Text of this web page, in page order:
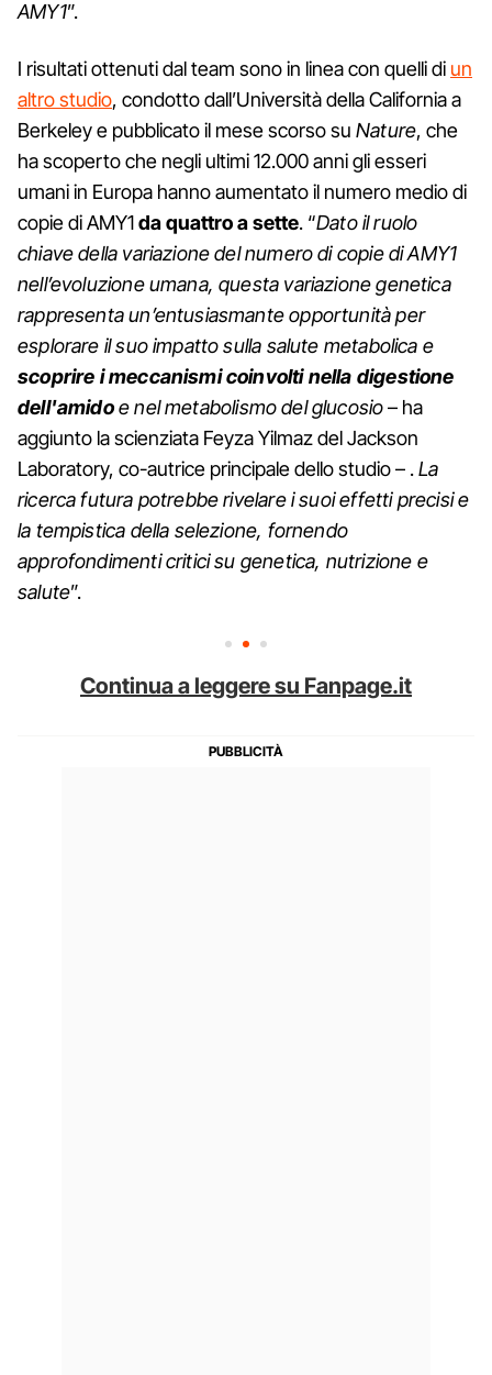
AMY1”.
I risultati ottenuti dal team sono in linea con quelli di un
altro studio, condotto dall’Università della California a
Berkeley e pubblicato il mese scorso su Nature, che
ha scoperto che negli ultimi 12.000 anni gli esseri
umani in Europa hanno aumentato il numero medio di
copie di AMY1da quattro a sette. “Dato il ruolo
chiave della variazione del numero di copie di AMY1
nell’evoluzione umana, questa variazione genetica
rappresenta un’entusiasmante opportunità per
esplorare il suo impatto sulla salute metabolica e
scoprire i meccanismi coinvolti nella digestione
dell'amidoe nel metabolismo del glucosio– ha
aggiunto la scienziata Feyza Yilmaz del Jackson
Laboratory, co-autrice principale dello studio – .La
ricerca futura potrebbe rivelare i suoi effetti precisi e
la tempistica della selezione, fornendo
approfondimenti critici su genetica, nutrizione e
salute”.
Continua a leggere su Fanpage.it